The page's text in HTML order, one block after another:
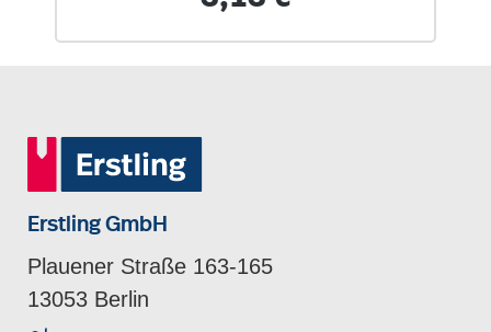
Erstling GmbH
Plauener Straße 163-165
13053 Berlin